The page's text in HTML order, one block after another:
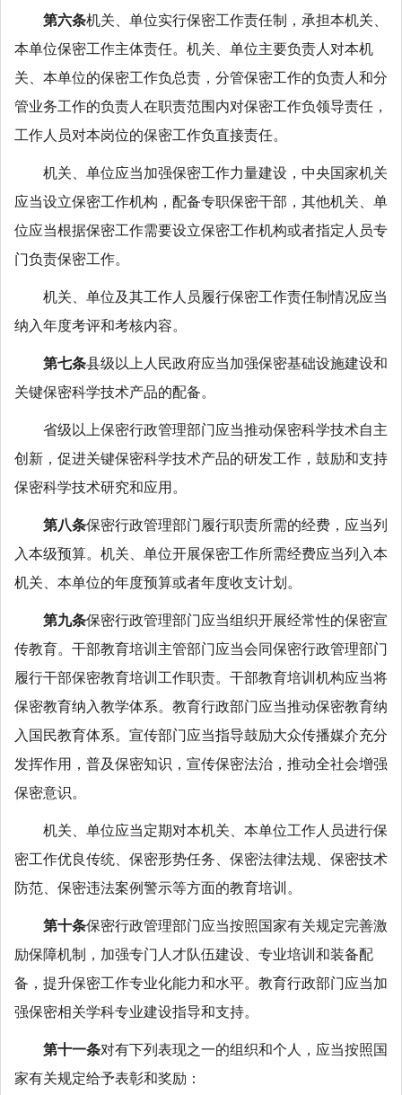
第六条机关、单位实行保密工作责任制，承担本机关、
本单位保密工作主体责任。机关、单位主要负责人对本机
关、本单位的保密工作负总责，分管保密工作的负责人和分
管业务工作的负责人在职责范围内对保密工作负领导责任，
工作人员对本岗位的保密工作负直接责任。
机关、单位应当加强保密工作力量建设，中央国家机关
应当设立保密工作机构，配备专职保密干部，其他机关、单
位应当根据保密工作需要设立保密工作机构或者指定人员专
门负责保密工作。
机关、单位及其工作人员履行保密工作责任制情况应当
纳入年度考评和考核内容。
第七条县级以上人民政府应当加强保密基础设施建设和
关键保密科学技术产品的配备。
省级以上保密行政管理部门应当推动保密科学技术自主
创新，促进关键保密科学技术产品的研发工作，鼓励和支持
保密科学技术研究和应用。
第八条保密行政管理部门履行职责所需的经费，应当列
入本级预算。机关、单位开展保密工作所需经费应当列入本
机关、本单位的年度预算或者年度收支计划。
第九条保密行政管理部门应当组织开展经常性的保密宣
传教育。干部教育培训主管部门应当会同保密行政管理部门
履行干部保密教育培训工作职责。干部教育培训机构应当将
保密教育纳入教学体系。教育行政部门应当推动保密教育纳
入国民教育体系。宣传部门应当指导鼓励大众传播媒介充分
发挥作用，普及保密知识，宣传保密法治，推动全社会增强
保密意识。
机关、单位应当定期对本机关、本单位工作人员进行保
密工作优良传统、保密形势任务、保密法律法规、保密技术
防范、保密违法案例警示等方面的教育培训。
第十条保密行政管理部门应当按照国家有关规定完善激
励保障机制，加强专门人才队伍建设、专业培训和装备配
备，提升保密工作专业化能力和水平。教育行政部门应当加
强保密相关学科专业建设指导和支持。
第十一条对有下列表现之一的组织和个人，应当按照国
家有关规定给予表彰和奖励：